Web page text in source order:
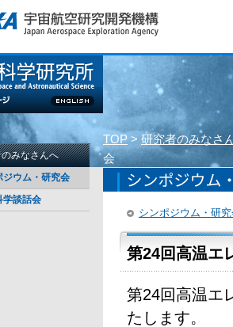
TOP > 研究者のみなさ
会
シンポジウム・研
第24回高温エ
第24回高温エ
たします。
みなさんへ
ジウム・研究会
学談話会